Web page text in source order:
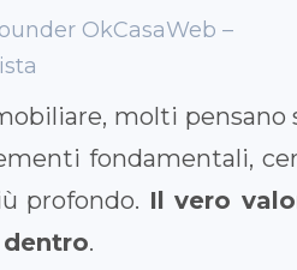
OkCasaWeb –
molti
fondamentali,
profondo. Il vero
.